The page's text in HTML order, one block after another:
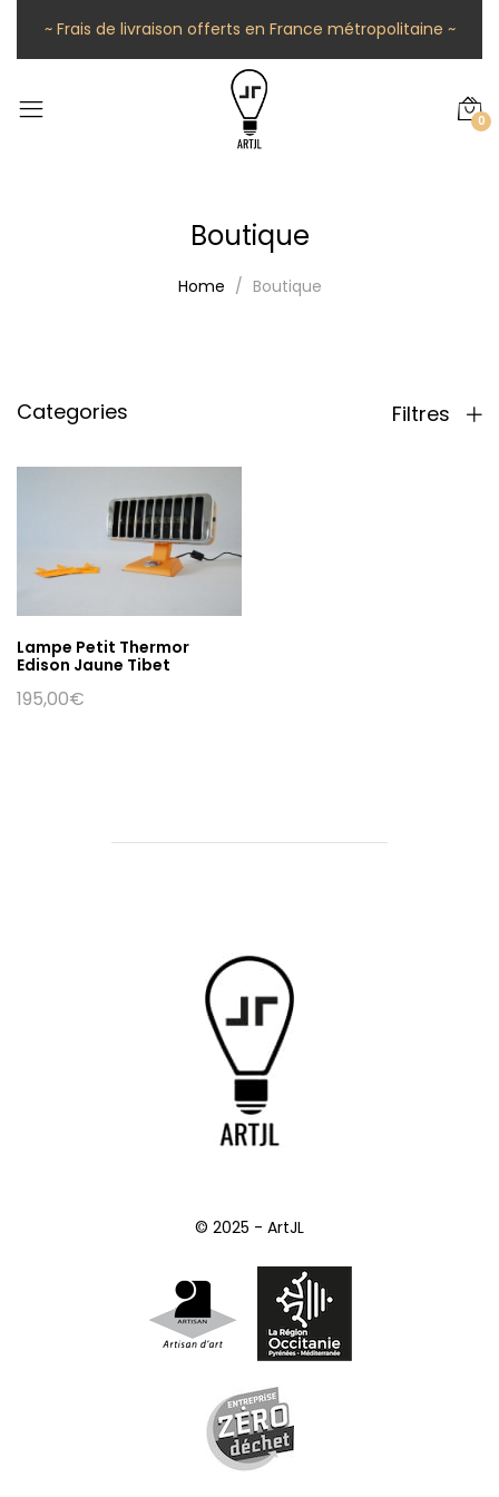
~ Frais de livraison offerts en France métropolitaine ~
0
Boutique
Home Boutique
Categories Filtres
Lampe Petit Thermor
Edison Jaune Tibet
195,00€
© 2025 - ArtJL